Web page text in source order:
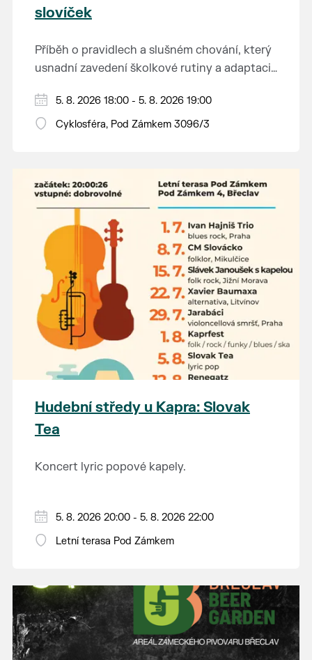
slovíček
Příběh o pravidlech a slušném chování, který
usnadní zavedení školkové rutiny a adaptaci
Hraje se jen za příznivého počasí.
Vstupné dobrovolné.
5. 8. 2026 18:00 - 5. 8. 2026 19:00
Cyklosféra, Pod Zámkem 3096/3
Hudební středy u Kapra: Slovak
Tea
Koncert lyric popové kapely.
5. 8. 2026 20:00 - 5. 8. 2026 22:00
Letní terasa Pod Zámkem